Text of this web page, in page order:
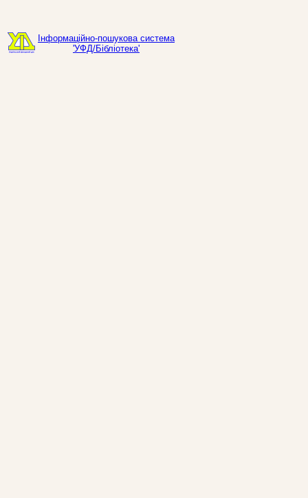
Інформаційно-пошукова система
'УФД/Бібліотека'